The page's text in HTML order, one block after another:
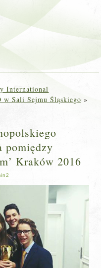
International
w Sali Sejmu Śląskiego »
pomiędzy
Kraków 2016